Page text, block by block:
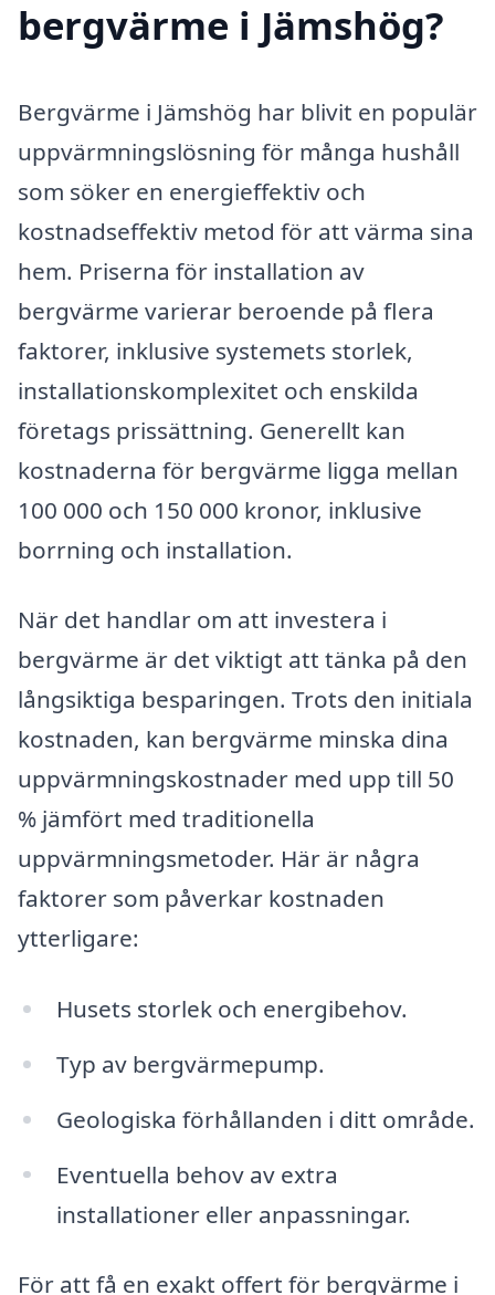
bergvärme i Jämshög?
Bergvärme i Jämshög har blivit en populär
uppvärmningslösning för många hushåll
som söker en energieffektiv och
kostnadseffektiv metod för att värma sina
hem. Priserna för installation av
bergvärme varierar beroende på flera
faktorer, inklusive systemets storlek,
installationskomplexitet och enskilda
företags prissättning. Generellt kan
kostnaderna för bergvärme ligga mellan
100 000 och 150 000 kronor, inklusive
borrning och installation.
När det handlar om att investera i
bergvärme är det viktigt att tänka på den
långsiktiga besparingen. Trots den initiala
kostnaden, kan bergvärme minska dina
uppvärmningskostnader med upp till 50
% jämfört med traditionella
uppvärmningsmetoder. Här är några
faktorer som påverkar kostnaden
ytterligare:
Husets storlek och energibehov.
Typ av bergvärmepump.
Geologiska förhållanden i ditt område.
Eventuella behov av extra
installationer eller anpassningar.
För att få en exakt offert för bergvärme i